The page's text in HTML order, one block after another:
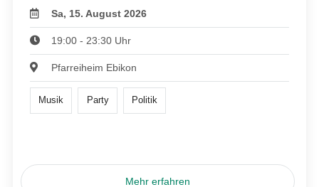
Sa, 15. August 2026
19:00 - 23:30 Uhr
Pfarreiheim Ebikon
Musik Party Politik
Mehr erfahren